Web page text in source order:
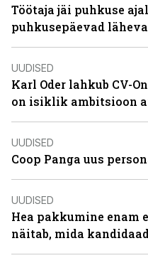
Töötaja jäi puhkuse
puhkusepäevad
UUDISED
Karl Oder lahkub CV-
on isiklik ambitsioon
UUDISED
Coop Panga uus
UUDISED
Hea pakkumine enam
näitab, mida